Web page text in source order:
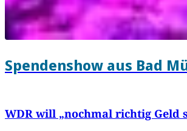
Spendenshow aus Bad
WDR will „nochmal richtig Geld